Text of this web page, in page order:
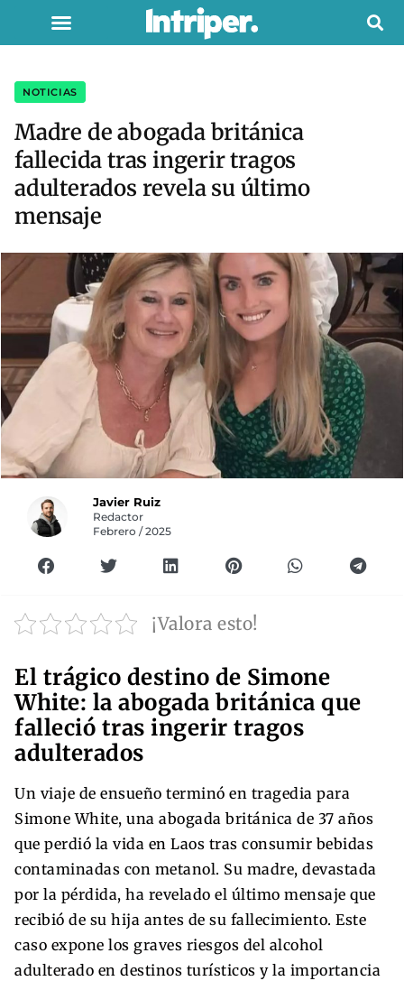
NOTICIAS
Madre de abogada británica
fallecida tras ingerir tragos
adulterados revela su último
mensaje
Javier Ruiz
Redactor
Febrero / 2025
¡Valora esto!
El trágico destino de Simone
White: la abogada británica que
falleció tras ingerir tragos
adulterados
Un viaje de ensueño terminó en tragedia para
Simone White, una abogada británica de 37 años
que perdió la vida en Laos tras consumir bebidas
contaminadas con metanol. Su madre, devastada
por la pérdida, ha revelado el último mensaje que
recibió de su hija antes de su fallecimiento. Este
caso expone los graves riesgos del alcohol
adulterado en destinos turísticos y la importancia